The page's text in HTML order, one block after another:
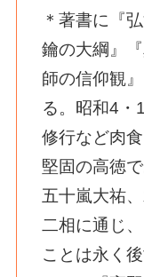
＊著書に『
鑰の大綱』
師の信仰観
る。昭和4・
修行など肉
堅固の高徳
五十嵐大祐
二相に通じ
ことは永く